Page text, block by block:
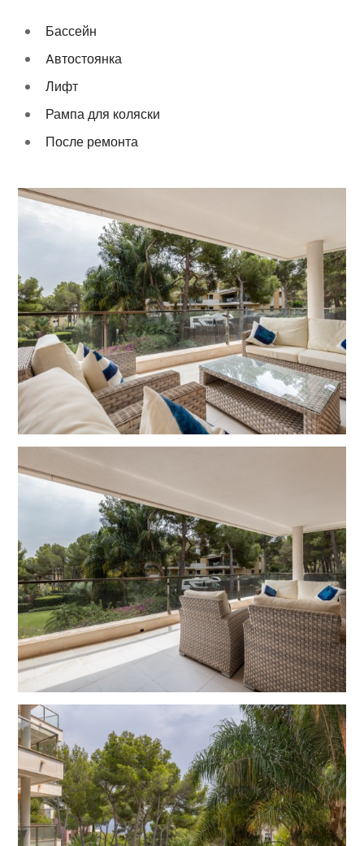
Бассейн
Aвтостоянка
Лифт
Рампа для коляски
После ремонта